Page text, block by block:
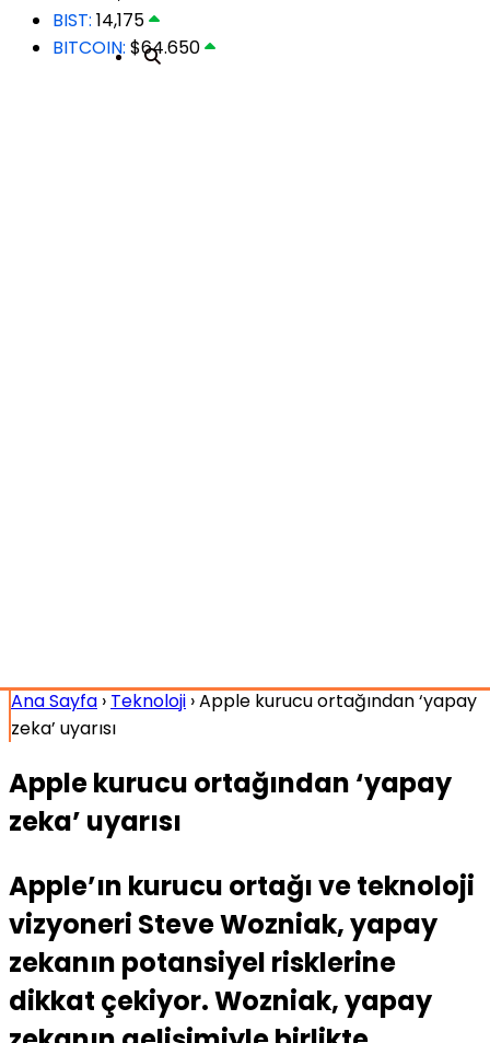
BIST: 14,175
BITCOIN: $64.650
Ana Sayfa › Teknoloji ›Apple kurucu ortağından ‘yapay
zeka’ uyarısı
Apple kurucu ortağından ‘yapay
zeka’ uyarısı
Apple’ın kurucu ortağı ve teknoloji
vizyoneri Steve Wozniak, yapay
zekanın potansiyel risklerine
dikkat çekiyor. Wozniak, yapay